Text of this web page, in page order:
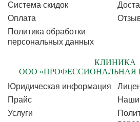
Cистема скидок
Оплата
Политика обработки
персональных данных
КЛИНИКА
ООО «ПРОФЕССИОНАЛЬНАЯ
Юридическая информация
Прайс
Наши
Услуги